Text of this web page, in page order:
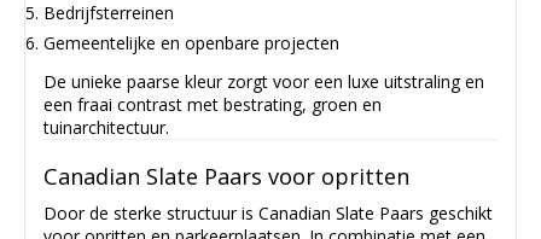
Bedrijfsterreinen
Gemeentelijke en openbare projecten
De unieke paarse kleur zorgt voor een luxe uitstraling en
een fraai contrast met bestrating, groen en
tuinarchitectuur.
Canadian Slate Paars voor opritten
Door de sterke structuur is Canadian Slate Paars geschikt